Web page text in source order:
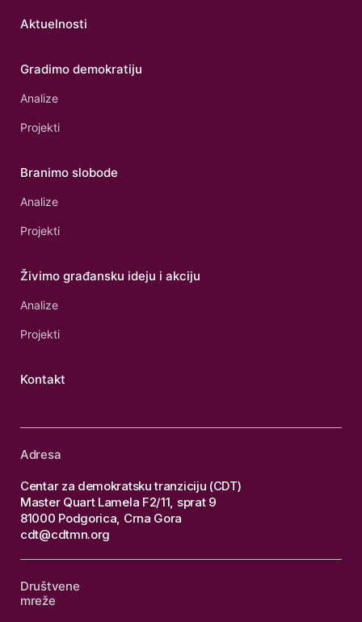
Aktuelnosti
Gradimo demokratiju
Analize
Projekti
Branimo slobode
Analize
Projekti
Živimo građansku ideju i akciju
Analize
Projekti
Kontakt
Adresa
Centar za demokratsku tranziciju (CDT)
Master Quart Lamela F2/11, sprat 9
81000 Podgorica, Crna Gora
cdt@cdtmn.org
Društvene
mreže